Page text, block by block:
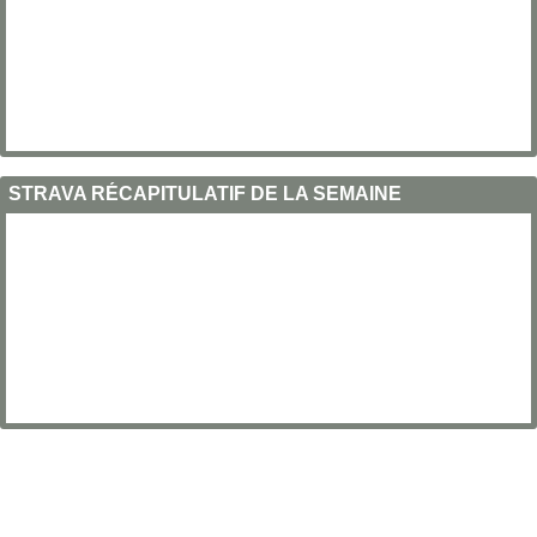
STRAVA RÉCAPITULATIF DE LA SEMAINE